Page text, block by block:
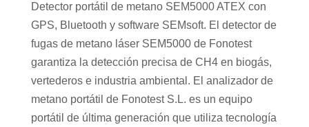
Detector portátil de metano SEM5000 ATEX con
GPS, Bluetooth y software SEMsoft. El detector de
fugas de metano láser SEM5000 de Fonotest
garantiza la detección precisa de CH4 en biogás,
vertederos e industria ambiental. El analizador de
metano portátil de Fonotest S.L. es un equipo
portátil de última generación que utiliza tecnología